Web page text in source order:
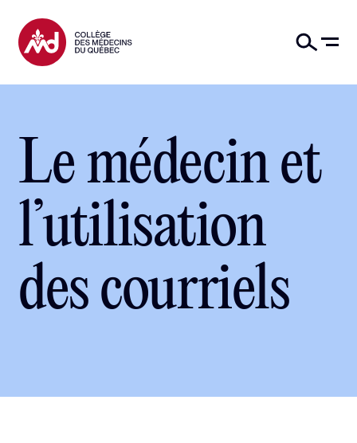
Le médecin et
l’utilisation
des courriels